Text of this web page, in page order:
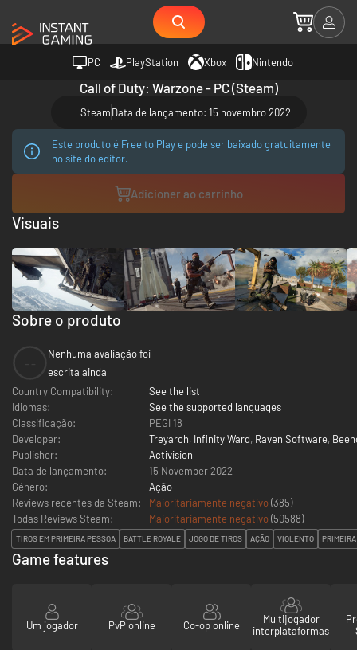
PC PlayStation Xbox Nintendo
Call of Duty: Warzone - PC (Steam)
SteamData de lançamento: 15 novembro 2022
Este produto é Free to Play e pode ser baixado gratuitamente
no site do editor.
Adicioner ao carrinho
Sobre o produto
Nenhuma avaliação foi
escrita ainda
Country Compatibility:
See the list
Idiomas:
See the supported languages
Classificação:
PEGI 18
Developer:
Treyarch, Infinity Ward, Raven Software,
Publisher:
Activision
Data de lançamento:
15 November 2022
Género:
Ação
Reviews recentes da Steam:
Maioritariamente negativo(385)
Todas Reviews Steam:
Maioritariamente negativo(50588)
TIROS EM PRIMEIRA PESSOA BATTLE ROYALE JOGO DE TIROS AÇÃO VIOLENTO
Visuais
Game features
Um jogador PvP online Co-op online
Multijogador
interplataformas